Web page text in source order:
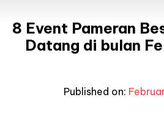
8 Event Pameran
Datang di bulan
Published on: